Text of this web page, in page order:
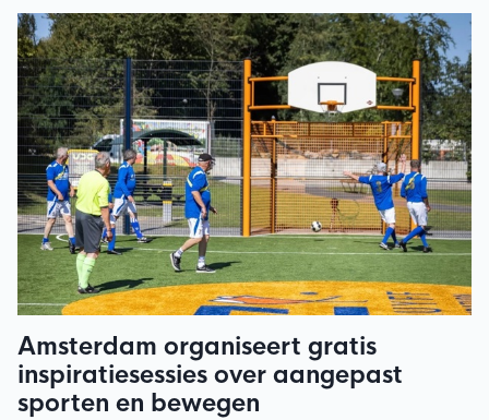
Amsterdam organiseert gratis
inspiratiesessies over aangepast
sporten en bewegen